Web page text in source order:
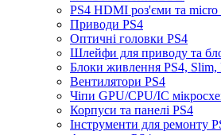
PS4 HDMI роз'єми та
Приводи PS4
Оптичні головки PS4
Шлейфи для приводу та
Блоки живлення PS4, Slim,
Вентилятори PS4
Чіпи GPU/CPU/IC
Корпуси та панелі PS4
Інструменти для ремонту